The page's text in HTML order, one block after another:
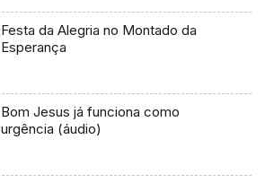
Festa da Alegria no Montado da
Esperança
Bom Jesus já funciona como
urgência (áudio)